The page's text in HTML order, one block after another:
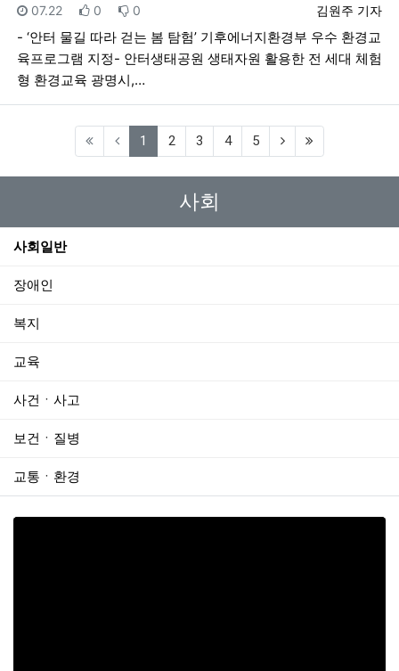
등록자
김원주 기자
등록일
07.22 추천
0 비추천
0
- ‘안터 물길 따라 걷는 봄 탐험’ 기후에너지환경부 우수 환경교
육프로그램 지정- 안터생태공원 생태자원 활용한 전 세대 체험
형 환경교육 광명시,…
1 (current)
2 3 4 5
사회
사회일반
장애인
복지
교육
사건ㆍ사고
보건ㆍ질병
교통ㆍ환경